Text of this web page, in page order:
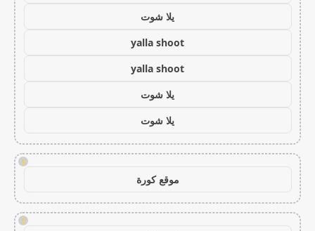
يلا شوت
yalla shoot
yalla shoot
يلا شوت
يلا شوت
!
موقع كورة
!